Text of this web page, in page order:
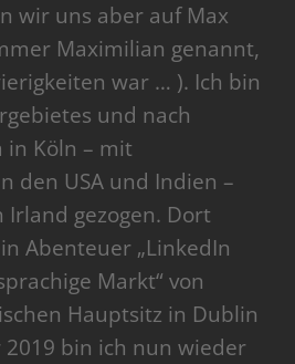
wir uns aber auf Max
Maximilian genannt,
war … ). Ich bin
und nach
Köln ­­– mit
den USA und Indien –
Irland gezogen. Dort
Abenteuer „LinkedIn
Markt“ von
Hauptsitz in Dublin
2019 bin ich nun wieder